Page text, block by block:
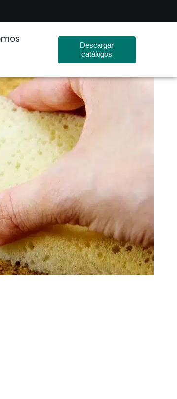
Descargar
catálogos